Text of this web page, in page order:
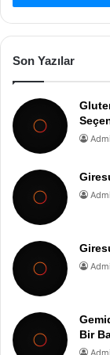
Son Yazılar
Bir